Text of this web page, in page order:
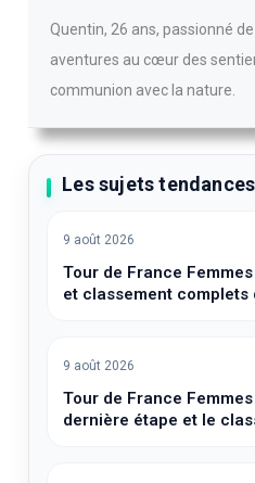
Quentin, 26 ans, passionné
aventures au cœur des
communion avec la nature.
Les sujets tendances
9 août 2026
Tour de France
et classement complets
9 août 2026
Tour de France
dernière étape et le